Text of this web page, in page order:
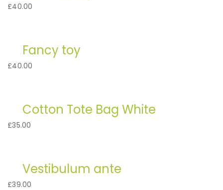
£40.00
Fancy toy
£40.00
Cotton Tote Bag White
£35.00
Vestibulum ante
£39.00